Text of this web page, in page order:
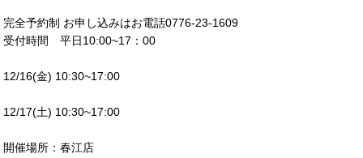
完全予約制 お申し込みはお電話0776-23-1609
受付時間 平日10:00~17：00
12/16(金) 10:30~17:00
12/17(土) 10:30~17:00
開催場所：春江店